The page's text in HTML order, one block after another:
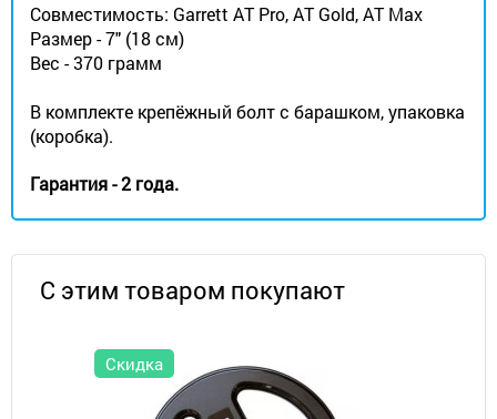
Совместимость: Garrett AT Pro, AT Gold, AT Max
Размер - 7" (18 см)
Вес - 370 грамм
В комплекте крепёжный болт с барашком, упаковка
(коробка).
Гарантия - 2 года.
С этим товаром покупают
Скидка